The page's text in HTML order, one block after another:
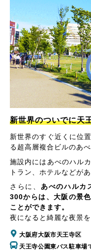
新世界のついでに天
新世界のすぐ近くに位
る超高層複合ビルのあ
施設内にはあべのハル
トラン、ホテルなどが
さらに、 あべのハルカ
300からは、大阪の景
ことができます。
夜になると綺麗な夜景
大阪府大阪市天王寺区
天王寺公園東バス駐車場